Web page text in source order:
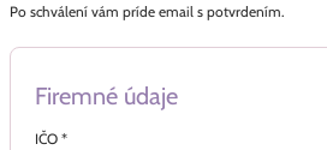
Po schválení vám príde email s potvrdením.
Firemné údaje
IČO *